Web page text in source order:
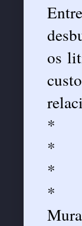
os
*
*
*
*